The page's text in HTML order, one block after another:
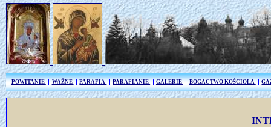
POWITANIE WAŻNE PARAFIA PARAFIANIE GALERIE BOGACTWO KOŚCIOŁA